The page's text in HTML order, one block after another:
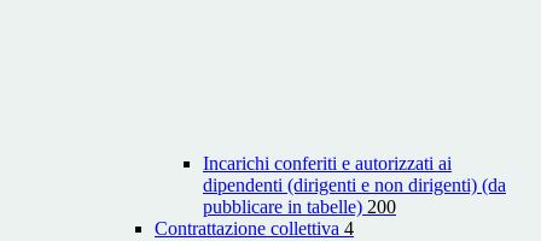
Incarichi conferiti e autorizzati ai
dipendenti (dirigenti e non dirigenti) (da
pubblicare in tabelle) 200
Contrattazione collettiva 4